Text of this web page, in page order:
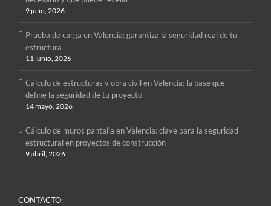
9 julio, 2026
Prueba de carga en Valencia: garantiza la seguridad real de tu
estructura
11 junio, 2026
Cálculo de estructuras y obra civil en Valencia: la base que
define la seguridad de tu proyecto
14 mayo, 2026
Cálculo de muros pantalla en Valencia: clave para la seguridad
estructural en proyectos de construcción
9 abril, 2026
CONTACTO: